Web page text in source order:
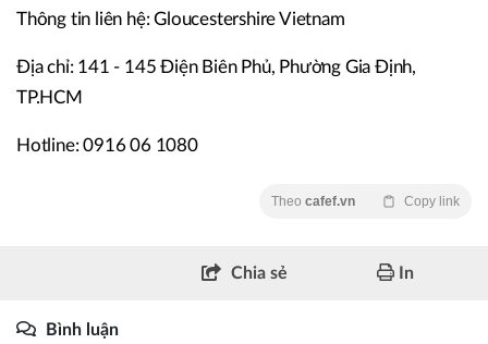
Thông tin liên hệ: Gloucestershire Vietnam
Địa chỉ: 141 - 145 Điện Biên Phủ, Phường Gia Định,
TP.HCM
Hotline: 0916 06 1080
Theo cafef.vn Copy link
Chia sẻ In
Bình luận